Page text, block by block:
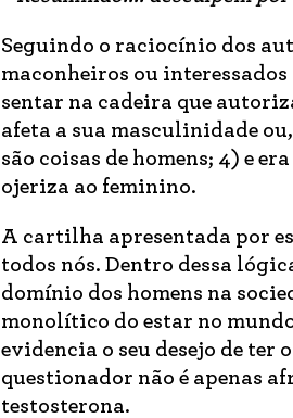
Seguindo o raciocínio dos
maconheiros ou interessados
sentar na cadeira que
afeta a sua masculinidade
são coisas de homens; 4) e
ojeriza ao feminino.
A cartilha apresentada por
todos nós. Dentro dessa
domínio dos homens na
monolítico do estar no
evidencia o seu desejo de
questionador não é apenas
testosterona.